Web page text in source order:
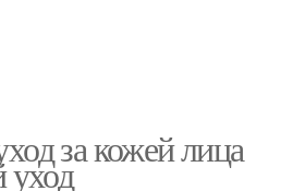
за кожей лица
уход